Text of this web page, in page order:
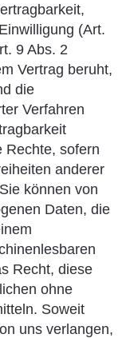
(Art.
9 Abs. 2
Vertrag beruht,
die
Verfahren
Rechte, sofern
anderer
können von
Daten, die
Recht, diese
ohne
Soweit
uns verlangen,